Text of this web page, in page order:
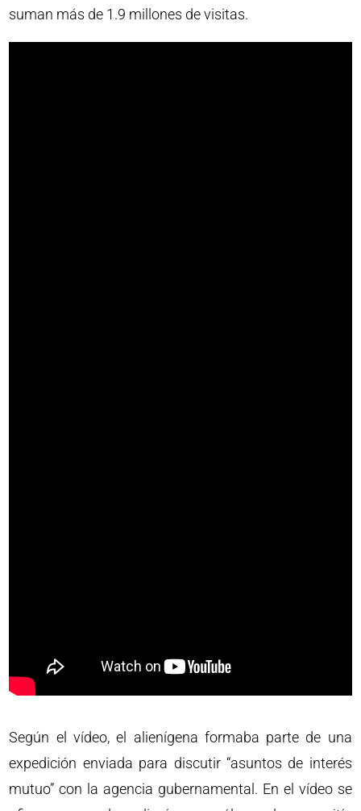
suman más de 1.9 millones de visitas.
Según el vídeo, el alienígena formaba parte de una
expedición enviada para discutir “asuntos de interés
mutuo” con la agencia gubernamental. En el vídeo se